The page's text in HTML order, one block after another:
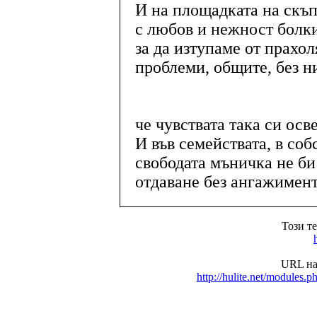
И на площадката на
с любов и нежност
за да изтупаме от
проблеми, общите, без
че чувствата така си
И във семействата, в
свободата мъничка не
отдаване без
Този
URL
http://hulite.net/